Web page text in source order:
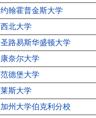
约翰霍普金斯大学
西北大学
圣路易斯华盛顿大学
康奈尔大学
范德堡大学
莱斯大学
加州大学伯克利分校